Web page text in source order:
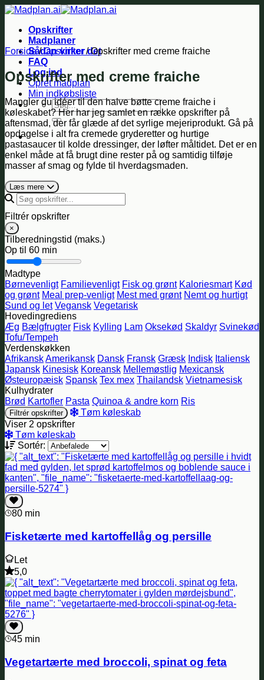
Fortsæt
indholdOpskrifter
Madplaner
Sådan virker det
FAQ
Log ind
Opret madplan
Min indkøbsliste
Søg
efter:
Forside/Opskrifter/Opskrifter med creme fraiche
Opskrifter med creme fraiche
Mangler du idéer til den halve bøtte creme fraiche i
køleskabet? Her har jeg samlet en række opskrifter på
aftensmad, der får glæde af det syrlige mejeriprodukt. Gå på
opdagelse i alt fra cremede gryderetter og hurtige
pastasaucer til kolde dressinger, der løfter måltidet. Det er en
enkel måde at få brugt dine rester på og samtidig tilføje
masser af smag og fylde til hverdagsmaden.
Læs mere
Filtrér opskrifter
×
Tilberedningstid (maks.)
Op til 60 min
Madtype
Børnevenligt Familievenligt Fisk og grønt Kaloriesmart Kød
og grønt Meal prep-venligt Mest med grønt Nemt og hurtigt
Sund og let Vegansk Vegetarisk
Hovedingrediens
Æg Bælgfrugter Fisk Kylling Lam Oksekød Skaldyr Svinekød
Tofu/Tempeh
Verdenskøkken
AfrikanskAmerikansk Dansk Fransk Græsk Indisk Italiensk
Japansk Kinesisk Koreansk Mellemøstlig Mexicansk
Østeuropæisk Spansk Tex mex Thailandsk Vietnamesisk
Kulhydrater
Brød Kartofler Pasta Quinoa & andre korn Ris
Filtrér opskrifter
Tøm køleskab
Viser 2 opskrifter
Tøm køleskab
Sortér:
80 min
Fisketærte med kartoffellåg og persille
Let
5,0
45 min
Vegetartærte med broccoli, spinat og feta